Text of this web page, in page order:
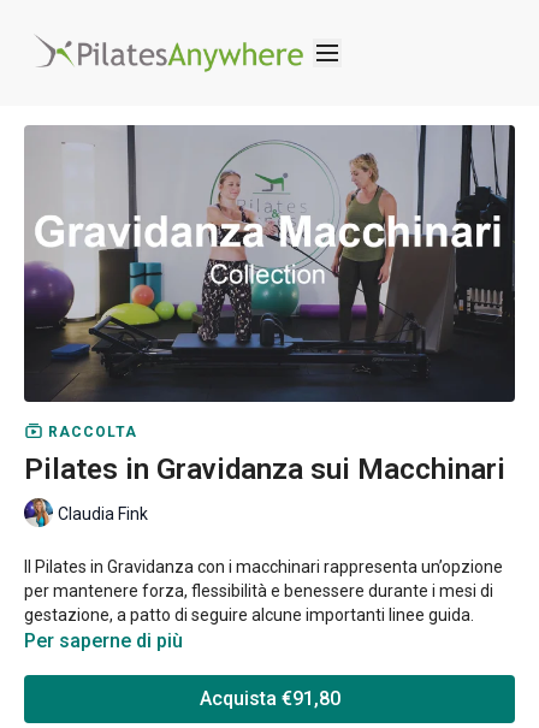
RACCOLTA
Pilates in Gravidanza sui Macchinari
Claudia Fink
Il Pilates in Gravidanza con i macchinari rappresenta un’opzione
per mantenere forza, flessibilità e benessere durante i mesi di
gestazione, a patto di seguire alcune importanti linee guida.
L’uso del Reformer consente di supportare il corpo in modo
movimenti controllati. L'allenamento con la Chair è un buon
modo per evitare di stare supine troppo a lungo.
Per saperne di più
Acquista €91,80